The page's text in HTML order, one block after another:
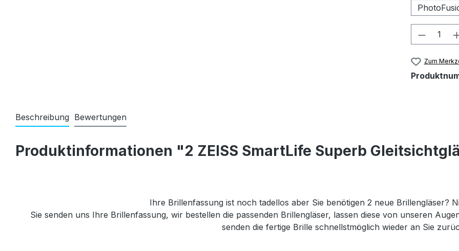
Zum
Beschreibung Bewertungen
Produktinformationen "2 ZEISS SmartLife Superb
Ihre Brillenfassung ist noch tadellos aber Sie benötigen 2 neue Brillengläser?
Sie senden uns Ihre Brillenfassung, wir bestellen die passenden Brillengläser, lassen diese von unseren
senden die fertige Brille schnellstmöglich wieder an Sie